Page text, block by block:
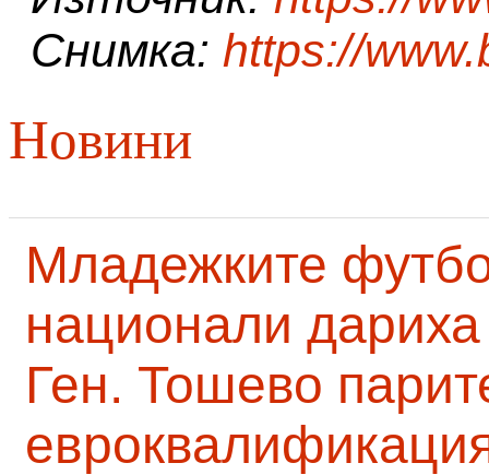
Снимка: https://
Новини
Младежките
национали
Ген. Тошево